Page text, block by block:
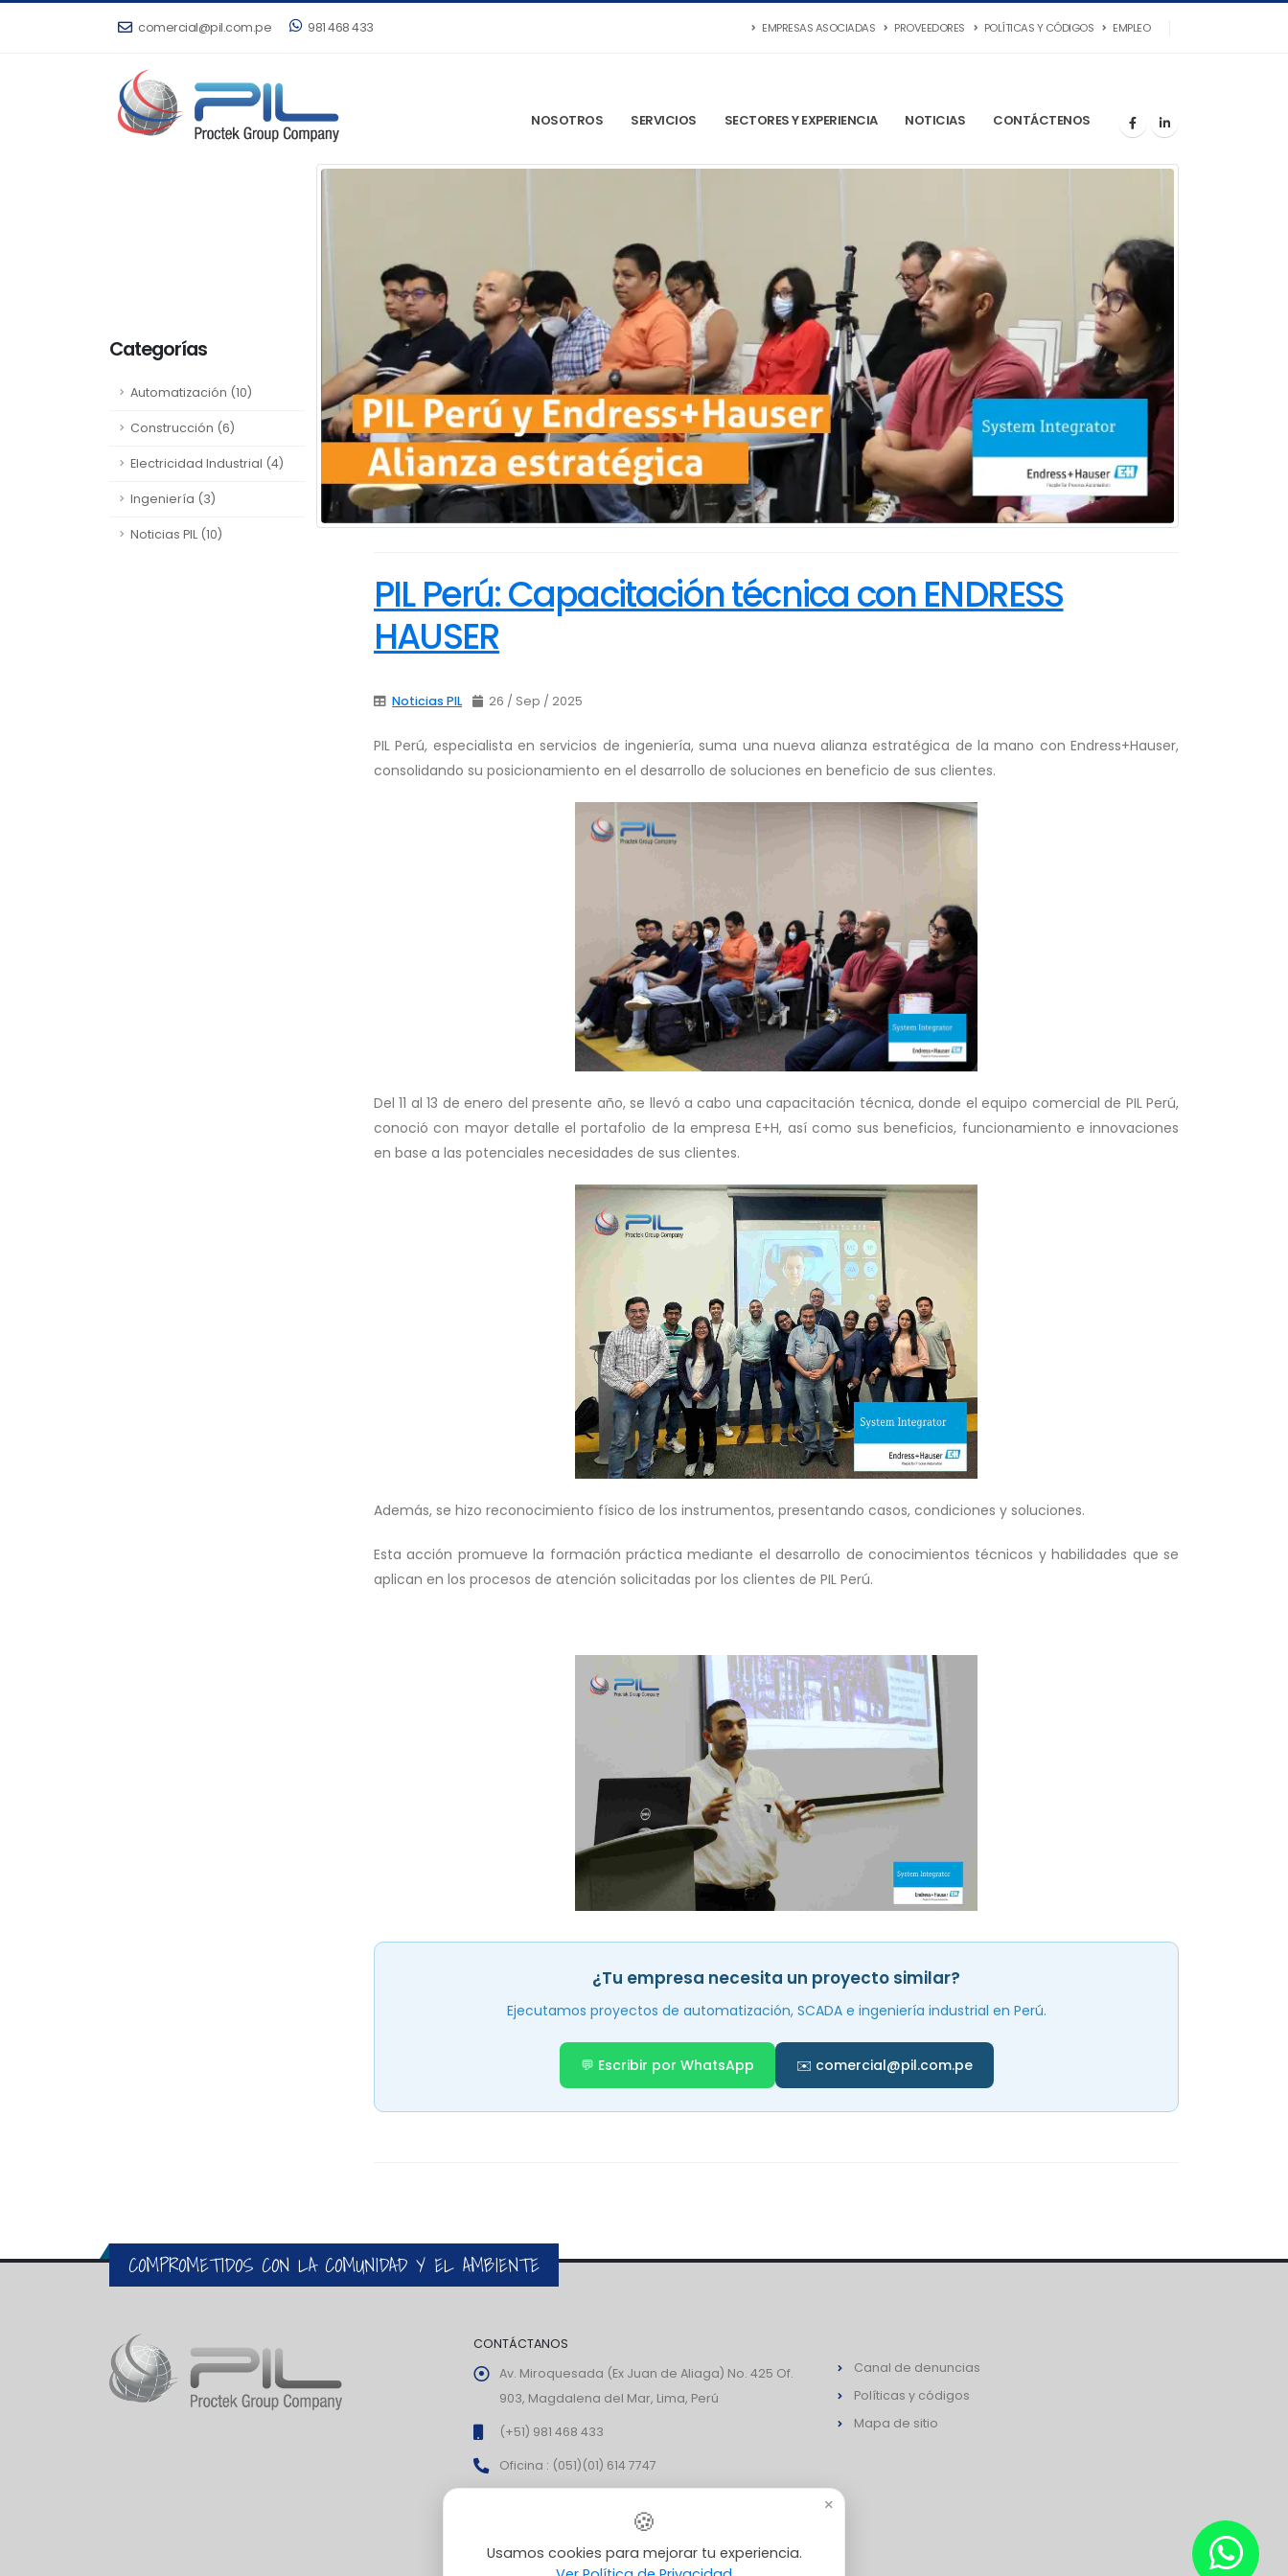
comercial@pil.com.pe 981 468 433 EMPRESAS ASOCIADAS PROVEEDORES POLÍTICAS Y CÓDIGOS EMPLEO
NOSOTROS SERVICIOS SECTORES Y EXPERIENCIA NOTICIAS CONTÁCTENOS
Categorías
Automatización (10)
Construcción (6)
Electricidad Industrial (4)
Ingeniería (3)
Noticias PIL (10)
PIL Perú: Capacitación técnica con ENDRESS
HAUSER
Noticias PIL 26 / Sep / 2025
PIL Perú, especialista en servicios de ingeniería, suma una nueva alianza estratégica de la mano con Endress+Hauser,
consolidando su posicionamiento en el desarrollo de soluciones en beneficio de sus clientes.
Del 11 al 13 de enero del presente año, se llevó a cabo una capacitación técnica, donde el equipo comercial de PIL Perú,
conoció con mayor detalle el portafolio de la empresa E+H, así como sus beneficios, funcionamiento e innovaciones
en base a las potenciales necesidades de sus clientes.
Además, se hizo reconocimiento físico de los instrumentos, presentando casos, condiciones y soluciones.
Esta acción promueve la formación práctica mediante el desarrollo de conocimientos técnicos y habilidades que se
aplican en los procesos de atención solicitadas por los clientes de PIL Perú.
¿Tu empresa necesita un proyecto similar?
Ejecutamos proyectos de automatización, SCADA e ingeniería industrial en Perú.
💬 Escribir por WhatsApp ✉️ comercial@pil.com.pe
COMPROMETIDOS CON LA COMUNIDAD Y EL AMBIENTE
CONTÁCTANOS
Av. Miroquesada (Ex Juan de Aliaga) No. 425 Of.
903, Magdalena del Mar, Lima, Perú
(+51) 981 468 433
Oficina : (051)(01) 614 7747
Canal de denuncias
Políticas y códigos
Mapa de sitio
×
🍪
Usamos cookies para mejorar tu experiencia.